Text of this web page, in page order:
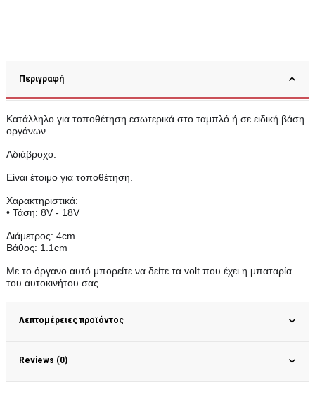
Περιγραφή
Κατάλληλο για τοποθέτηση εσωτερικά στο ταμπλό ή σε ειδική βάση
οργάνων.
Αδιάβροχο.
Είναι έτοιμο για τοποθέτηση.
Χαρακτηριστικά:
• Τάση: 8V - 18V
Διάμετρος: 4cm
Βάθος: 1.1cm
Με το όργανο αυτό μπορείτε να δείτε τα volt που έχει η μπαταρία
του αυτοκινήτου σας.
Λεπτομέρειες προϊόντος
Reviews (0)